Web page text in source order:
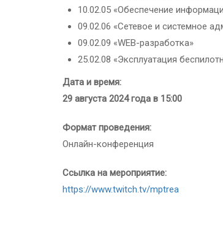
10.02.05 «Обеспечение
09.02.06 «Сетевое и системное
09.02.09 «WEB-разработка»
25.02.08 «Эксплуатация
Дата и время:
29 августа 2024 года в 15:00
Формат проведения:
Онлайн-конференция
Ссылка на мероприятие:
https://www.twitch.tv/mptrea